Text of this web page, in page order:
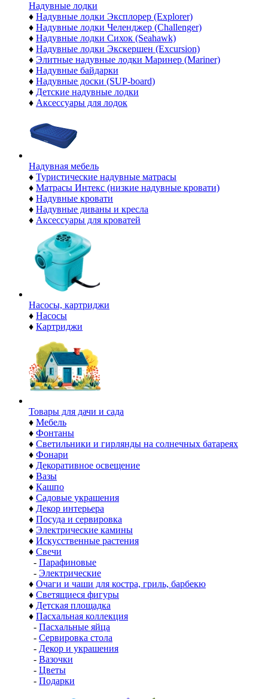
Надувные лодки
♦ Надувные лодки Эксплорер (Explorer)
♦ Надувные лодки Челенджер (Challenger)
♦ Надувные лодки Сихок (Seahawk)
♦ Надувные лодки Экскершен (Excursion)
♦ Элитные надувные лодки Маринер (Mariner)
♦ Надувные байдарки
♦ Надувные доски (SUP-board)
♦ Детские надувные лодки
♦ Аксессуары для лодок
Надувная мебель
♦ Туристические надувные матрасы
♦ Матрасы Интекс (низкие надувные кровати)
♦ Надувные кровати
♦ Надувные диваны и кресла
♦ Аксессуары для кроватей
Насосы, картриджи
♦ Насосы
♦ Картриджи
Товары для дачи и сада
♦ Мебель
♦ Фонтаны
♦ Светильники и гирлянды на солнечных батареях
♦ Фонари
♦ Декоративное освещение
♦ Вазы
♦ Кашпо
♦ Садовые украшения
♦ Декор интерьера
♦ Посуда и сервировка
♦ Электрические камины
♦ Искусственные растения
♦ Свечи
- Парафиновые
- Электрические
♦ Очаги и чаши для костра, гриль, барбекю
♦ Светящиеся фигуры
♦ Детская площадка
♦ Пасхальная коллекция
- Пасхальные яйца
- Сервировка стола
- Декор и украшения
- Вазочки
- Цветы
- Подарки